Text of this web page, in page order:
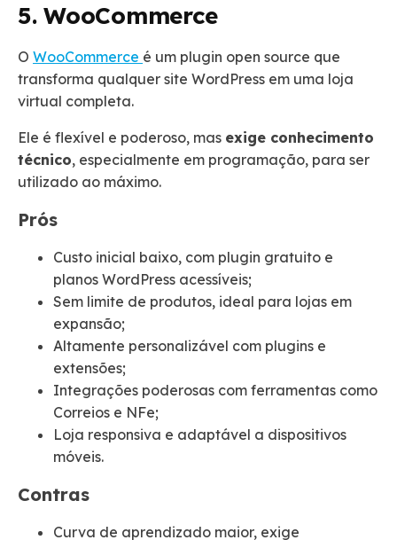
5. WooCommerce
O WooCommerce é um plugin open source que
transforma qualquer site WordPress em uma loja
virtual completa.
Ele é flexível e poderoso, mas exige conhecimento
técnico, especialmente em programação, para ser
utilizado ao máximo.
Prós
Custo inicial baixo, com plugin gratuito e
planos WordPress acessíveis;
Sem limite de produtos, ideal para lojas em
expansão;
Altamente personalizável com plugins e
extensões;
Integrações poderosas com ferramentas como
Correios e NFe;
Loja responsiva e adaptável a dispositivos
móveis.
Contras
Curva de aprendizado maior, exige